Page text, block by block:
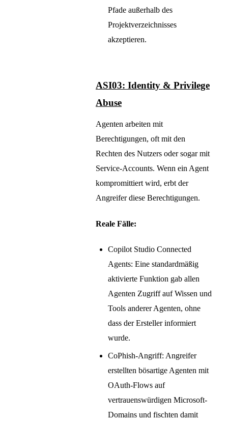
Pfade außerhalb des
Projektverzeichnisses
akzeptieren.
ASI03: Identity & Privilege
Abuse
Agenten arbeiten mit
Berechtigungen, oft mit den
Rechten des Nutzers oder sogar mit
Service-Accounts. Wenn ein Agent
kompromittiert wird, erbt der
Angreifer diese Berechtigungen.
Reale Fälle:
Copilot Studio Connected
Agents: Eine standardmäßig
aktivierte Funktion gab allen
Agenten Zugriff auf Wissen und
Tools anderer Agenten, ohne
dass der Ersteller informiert
wurde.
CoPhish-Angriff: Angreifer
erstellten bösartige Agenten mit
OAuth-Flows auf
vertrauenswürdigen Microsoft-
Domains und fischten damit